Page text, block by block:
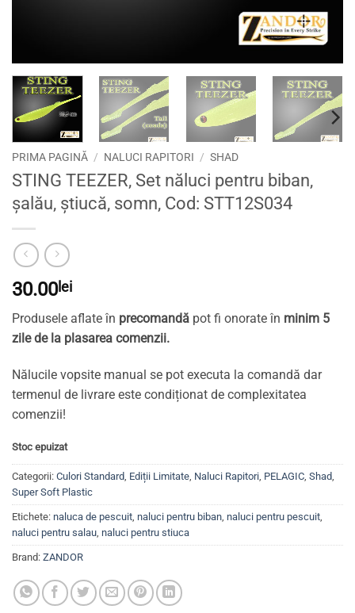
PRIMA PAGINĂ / NALUCI RAPITORI / SHAD
STING TEEZER, Set năluci pentru biban,
șalău, știucă, somn, Cod: STT12S034
30.00lei
Produsele aflate în precomandă pot fi onorate în minim 5
zile de la plasarea comenzii.
Nălucile vopsite manual se pot executa la comandă dar
termenul de livrare este condiționat de complexitatea
comenzii!
Stoc epuizat
Categorii: Culori Standard Ediții Limitate Naluci Rapitori PELAGIC Shad
Super Soft Plastic
Etichete: naluca de pescuit naluci pentru biban naluci pentru pescuit
naluci pentru salau naluci pentru stiuca
Brand: ZANDOR